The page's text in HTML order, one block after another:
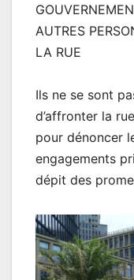
AUTRES
LA RUE
Ils ne se sont
d’affronter la
pour dénoncer
engagements
dépit des